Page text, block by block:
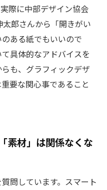
際に中部デザイン協会
郎さんから「開きがい
ある紙でもいいので
具体的なアドバイスを
も、グラフィックデザ
要な関心事であること
素材」は関係なくな
問しています。スマート